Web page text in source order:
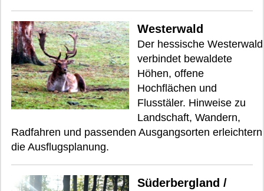
Westerwald
Der hessische Westerwald
verbindet bewaldete
Höhen, offene
Hochflächen und
Flusstäler. Hinweise zu
Landschaft, Wandern,
Radfahren und passenden Ausgangsorten erleichtern
die Ausflugsplanung.
Süderbergland /